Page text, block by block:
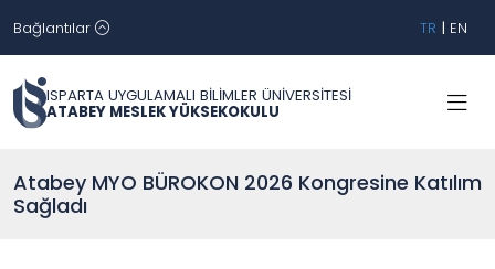
Bağlantılar TR | EN
ISPARTA UYGULAMALI BİLİMLER ÜNİVERSİTESİ
ATABEY MESLEK YÜKSEKOKULU
Atabey MYO BÜROKON 2026 Kongresine Katılım
Sağladı